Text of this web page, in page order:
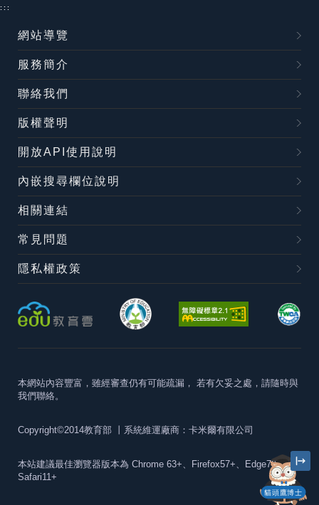
貓頭鷹博士
:::
網站導覽
服務簡介
聯絡我們
版權聲明
開放API使用說明
內嵌搜尋欄位說明
相關連結
常見問題
隱私權政策
本網站內容豐富，雖經審查仍有可能疏漏， 若有欠妥之處，請隨時與
我們聯絡。
Copyright©2014教育部 丨系統維運廠商：卡米爾有限公司
本站建議最佳瀏覽器版本為 Chrome 63+、Firefox57+、Edge79+及
Safari11+